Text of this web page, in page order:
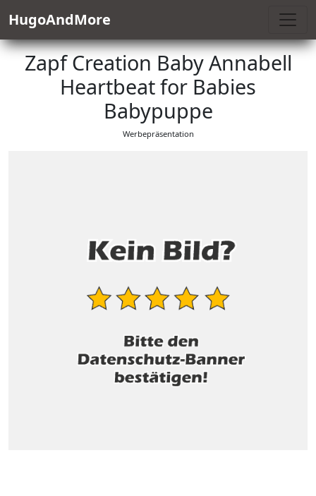
HugoAndMore
Zapf Creation Baby Annabell
Heartbeat for Babies
Babypuppe
Werbepräsentation